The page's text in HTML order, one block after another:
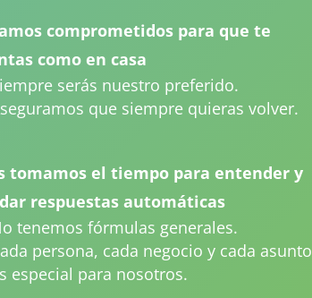
comprometidos para que te
como en casa
serás nuestro preferido.
que siempre quieras volver.
tomamos el tiempo para entender y
respuestas automáticas
tenemos fórmulas generales.
persona, cada negocio y cada asunto
especial para nosotros.